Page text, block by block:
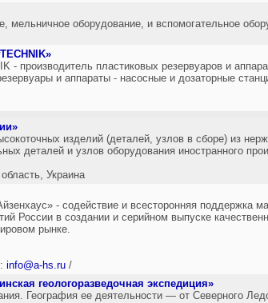
мельничное оборудование, и вспомогательное
- производитель пластиковых резервуаров и
и аппараты - насосные и дозаторные
изделий (деталей, узлов в сборе) из
деталей и узлов оборудования иностранного
Украина
- содействие и всесторонняя поддержка
России в создании и серийном выпуске
рынке.
info@a-hs.ru /
геологоразведочная экспедиция»
География ее деятельности — от Северного